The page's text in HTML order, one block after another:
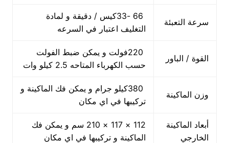
سرعة التعبئة
66 -33كيس / دقيقة و لمادة
التغليف اعتبار في السرعه
القوة / الباور
220فولت و يمكن ضبط الفولت
حسب الكهرباء المتاحه 2.5 كيلو وات
وزن الماكينة
380كيلو جرام و يمكن فك الماكينة و
تركيبها في اي مكان
أبعاد الماكينة
الخارجي
112 × 117 × 210 سم و يمكن فك
الماكينة و تركيبها في اي مكان